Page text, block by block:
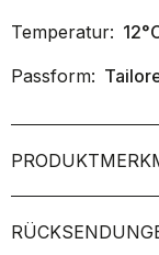
Temperatur:
Passform: